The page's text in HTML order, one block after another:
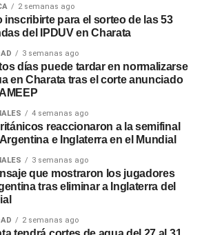
2 semanas ago
inscribirte para el sorteo de las 53
del IPDUV en Charata
3 semanas ago
días puede tardar en normalizarse
en Charata tras el corte anunciado
4 semanas ago
reaccionaron a la semifinal
e Inglaterra en el Mundial
3 semanas ago
que mostraron los jugadores
tras eliminar a Inglaterra del
2 semanas ago